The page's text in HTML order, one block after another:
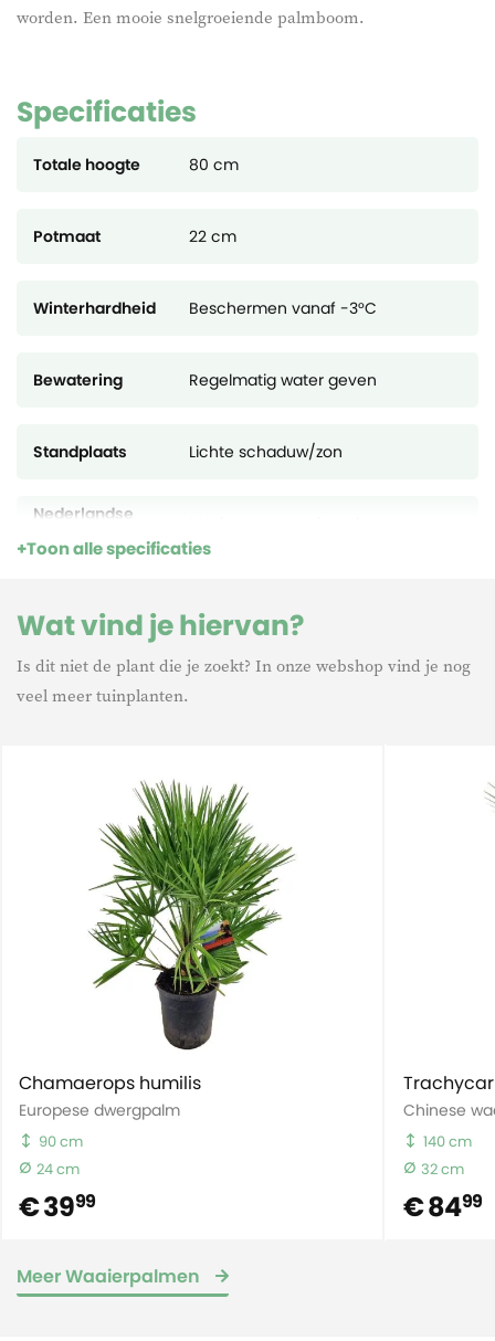
worden. Een mooie snelgroeiende palmboom.
Specificaties
Totale hoogte 80 cm
Potmaat 22 cm
Winterhardheid Beschermen vanaf -3°C
Bewatering Regelmatig water geven
Standplaats Lichte schaduw/zon
Nederlandse
Toon alle specificaties
Wat vind je hiervan?
Is dit niet de plant die je zoekt? In onze webshop vind je nog
veel meer tuinplanten.
Chamaerops humilis
Europese dwergpalm
90 cm
24 cm
€ 3999
Chinese
140 cm
32 cm
€ 8499
Meer Waaierpalmen